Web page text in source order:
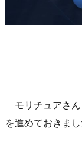
モリチュアさん
を進めておきまし